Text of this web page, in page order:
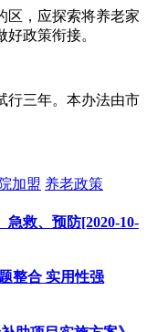
区，应探索将养老家
政策衔接。
行三年。本办法由市
加盟 养老政策
救、预防[2020-10-
整合 实用性强